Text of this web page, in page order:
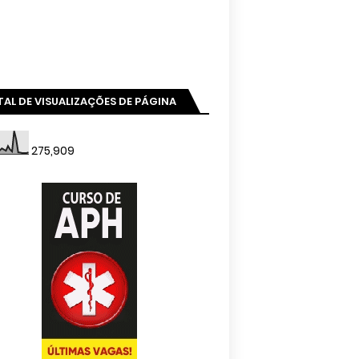
DE VISUALIZAÇÕES DE PÁGINA
275,909